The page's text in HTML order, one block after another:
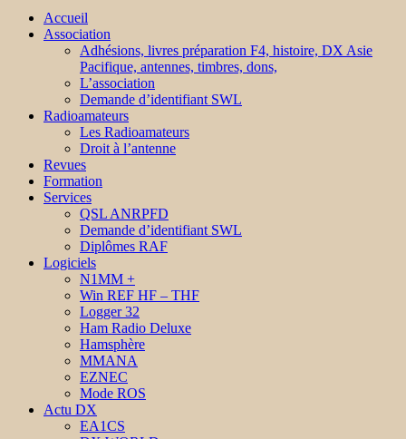
Accueil
Association
Adhésions, livres préparation F4, histoire, DX Asie
Pacifique, antennes, timbres, dons,
L’association
Demande d’identifiant SWL
Radioamateurs
Les Radioamateurs
Droit à l’antenne
Revues
Formation
Services
QSL ANRPFD
Demande d’identifiant SWL
Diplômes RAF
Logiciels
N1MM +
Win REF HF – THF
Logger 32
Ham Radio Deluxe
Hamsphère
MMANA
EZNEC
Mode ROS
Actu DX
EA1CS